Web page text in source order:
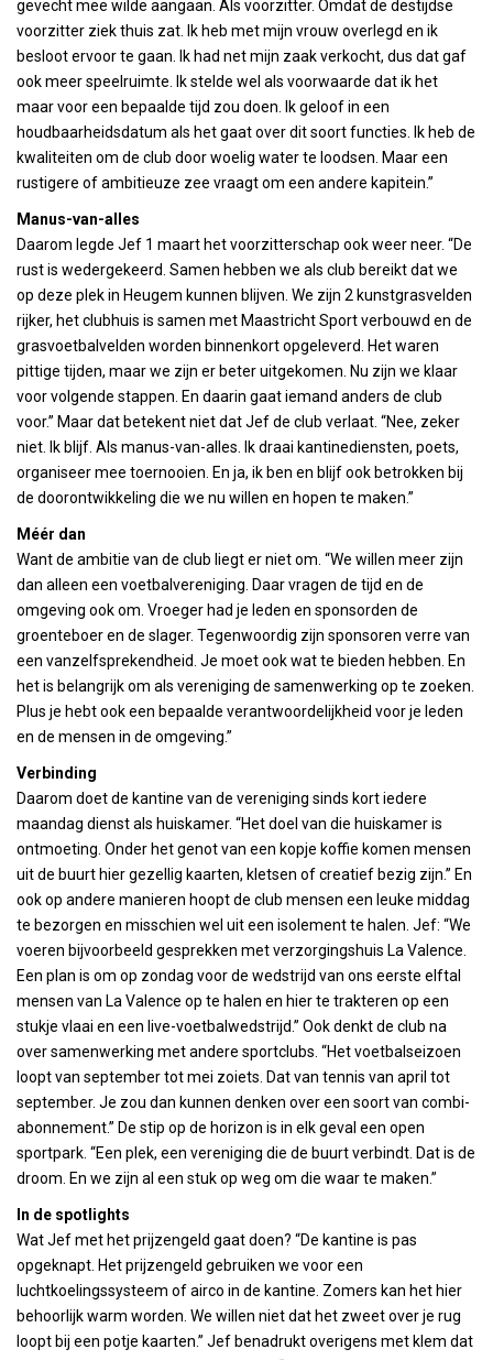
gevecht mee wilde aangaan. Als voorzitter. Omdat de destijdse
voorzitter ziek thuis zat. Ik heb met mijn vrouw overlegd en ik
besloot ervoor te gaan. Ik had net mijn zaak verkocht, dus dat gaf
ook meer speelruimte. Ik stelde wel als voorwaarde dat ik het
maar voor een bepaalde tijd zou doen. Ik geloof in een
houdbaarheidsdatum als het gaat over dit soort functies. Ik heb de
kwaliteiten om de club door woelig water te loodsen. Maar een
rustigere of ambitieuze zee vraagt om een andere kapitein.”
Manus-van-alles
Daarom legde Jef 1 maart het voorzitterschap ook weer neer. “De
rust is wedergekeerd. Samen hebben we als club bereikt dat we
op deze plek in Heugem kunnen blijven. We zijn 2 kunstgrasvelden
rijker, het clubhuis is samen met Maastricht Sport verbouwd en de
grasvoetbalvelden worden binnenkort opgeleverd. Het waren
pittige tijden, maar we zijn er beter uitgekomen. Nu zijn we klaar
voor volgende stappen. En daarin gaat iemand anders de club
voor.” Maar dat betekent niet dat Jef de club verlaat. “Nee, zeker
niet. Ik blijf. Als manus-van-alles. Ik draai kantinediensten, poets,
organiseer mee toernooien. En ja, ik ben en blijf ook betrokken bij
de doorontwikkeling die we nu willen en hopen te maken.”
Méér dan
Want de ambitie van de club liegt er niet om. “We willen meer zijn
dan alleen een voetbalvereniging. Daar vragen de tijd en de
omgeving ook om. Vroeger had je leden en sponsorden de
groenteboer en de slager. Tegenwoordig zijn sponsoren verre van
een vanzelfsprekendheid. Je moet ook wat te bieden hebben. En
het is belangrijk om als vereniging de samenwerking op te zoeken.
Plus je hebt ook een bepaalde verantwoordelijkheid voor je leden
en de mensen in de omgeving.”
Verbinding
Daarom doet de kantine van de vereniging sinds kort iedere
maandag dienst als huiskamer. “Het doel van die huiskamer is
ontmoeting. Onder het genot van een kopje koffie komen mensen
uit de buurt hier gezellig kaarten, kletsen of creatief bezig zijn.” En
ook op andere manieren hoopt de club mensen een leuke middag
te bezorgen en misschien wel uit een isolement te halen. Jef: “We
voeren bijvoorbeeld gesprekken met verzorgingshuis La Valence.
Een plan is om op zondag voor de wedstrijd van ons eerste elftal
mensen van La Valence op te halen en hier te trakteren op een
stukje vlaai en een live-voetbalwedstrijd.” Ook denkt de club na
over samenwerking met andere sportclubs. “Het voetbalseizoen
loopt van september tot mei zoiets. Dat van tennis van april tot
september. Je zou dan kunnen denken over een soort van combi-
abonnement.” De stip op de horizon is in elk geval een open
sportpark. “Een plek, een vereniging die de buurt verbindt. Dat is de
droom. En we zijn al een stuk op weg om die waar te maken.”
In de spotlights
Wat Jef met het prijzengeld gaat doen? “De kantine is pas
opgeknapt. Het prijzengeld gebruiken we voor een
luchtkoelingssysteem of airco in de kantine. Zomers kan het hier
behoorlijk warm worden. We willen niet dat het zweet over je rug
loopt bij een potje kaarten.” Jef benadrukt overigens met klem dat